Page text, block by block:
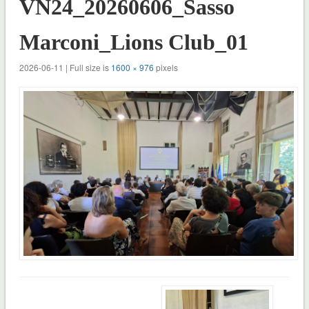
VN24_20260606_Sasso
Marconi_Lions Club_01
2026-06-11 | Full size is 1600 × 976 pixels